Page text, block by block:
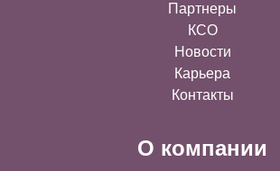
Партнеры
КСО
Новости
Карьера
Контакты
О компании